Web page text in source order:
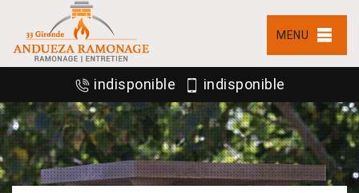
MENU
indisponible indisponible